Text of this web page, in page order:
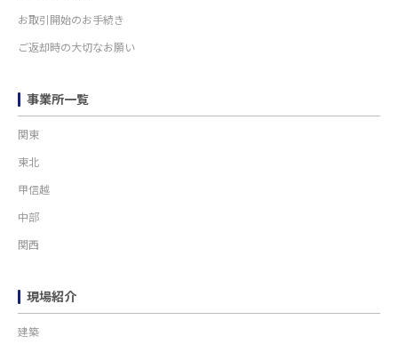
お取引開始のお手続き
ご返却時の大切なお願い
事業所一覧
関東
東北
甲信越
中部
関西
現場紹介
建築